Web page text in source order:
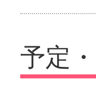
予定